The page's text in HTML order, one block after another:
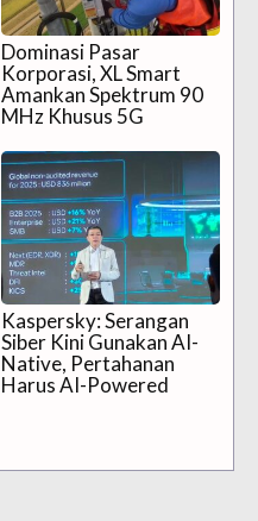
Dominasi Pasar
Korporasi, XL Smart
Amankan Spektrum 90
MHz Khusus 5G
Kaspersky: Serangan
Siber Kini Gunakan AI-
Native, Pertahanan
Harus AI-Powered